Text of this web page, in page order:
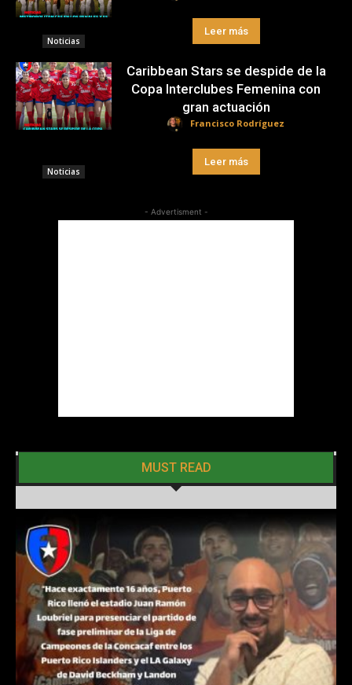
Noticias
Leer más
Noticias
Caribbean Stars se despide de la
Copa Interclubes Femenina con
gran actuación
Francisco Rodríguez
Leer más
- Advertisment -
MUST READ